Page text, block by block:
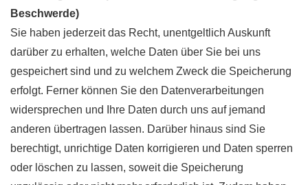
Beschwerde)
Sie haben jederzeit das Recht, unentgeltlich Auskunft
darüber zu erhalten, welche Daten über Sie bei uns
gespeichert sind und zu welchem Zweck die Speicherung
erfolgt. Ferner können Sie den Datenverarbeitungen
widersprechen und Ihre Daten durch uns auf jemand
anderen übertragen lassen. Darüber hinaus sind Sie
berechtigt, unrichtige Daten korrigieren und Daten sperren
oder löschen zu lassen, soweit die Speicherung